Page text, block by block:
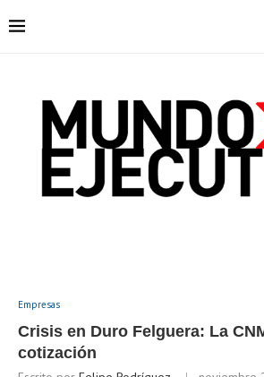
Empresas
Crisis en Duro Felguera: La
cotización